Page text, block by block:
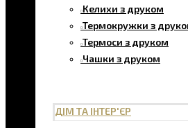
Келихи з друком
Термокружки з
Термоси з друком
Чашки з друком
ДІМ ТА ІНТЕР'ЄР